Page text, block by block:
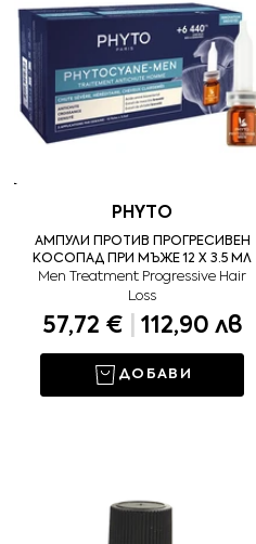
PHYTO
АМПУЛИ ПРОТИВ ПРОГРЕСИВЕН
КОСОПАД ПРИ МЪЖЕ 12 Х 3.5 МЛ
Men Treatment Progressive Hair
Loss
57,72 € 112,90 лв
ДОБАВИ